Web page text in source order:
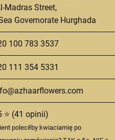
Madras Street,
Governorate Hurghada
100 783 3537
111 354 5331
⭐ (41 opinii)
poleciłby kwiaciarnię po